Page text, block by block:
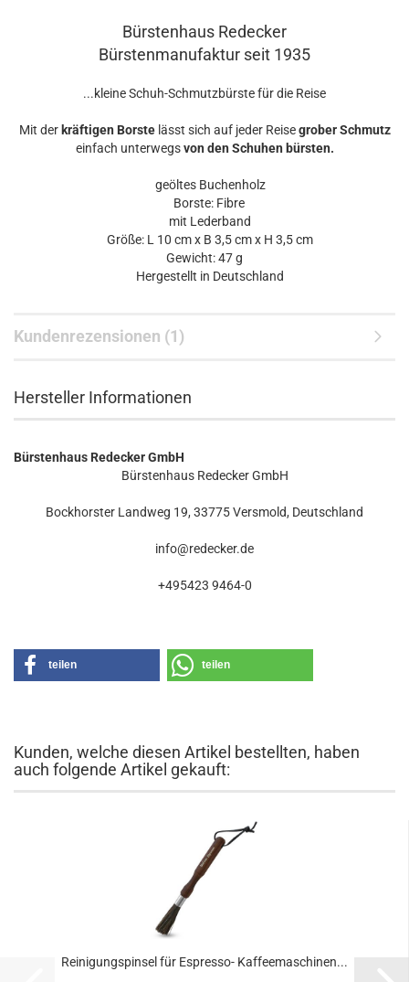
Bürstenhaus Redecker
Bürstenmanufaktur seit 1935
...kleine Schuh-Schmutzbürste für die Reise
Mit der kräftigen Borstelässt sich auf jeder Reisegrober Schmutz
einfach unterwegsvon den Schuhen bürsten.
geöltes Buchenholz
Borste: Fibre
mit Lederband
Größe: L 10 cm x B 3,5 cm x H 3,5 cm
Gewicht: 47 g
Hergestellt in Deutschland
Kundenrezensionen (1)
Hersteller Informationen
Bürstenhaus Redecker GmbH
Bürstenhaus Redecker GmbH
Bockhorster Landweg 19, 33775 Versmold, Deutschland
info@redecker.de
+495423 9464-0
teilen teilen
Kunden, welche diesen Artikel bestellten, haben
auch folgende Artikel gekauft:
Reinigungspinsel für Espresso- Kaffeemaschinen...